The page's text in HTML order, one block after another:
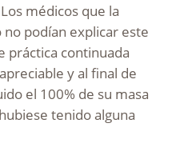
médicos que la
podían explicar este
práctica continuada
y al final de
el 100% de su masa
tenido alguna